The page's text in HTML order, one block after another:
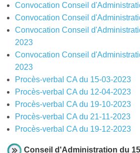
Sécurité civile
Sécurité publique
Convocation Conseil
Convocation Conseil
Convocation Conseil
2023
Convocation Conseil
2023
Procès-verbal CA du 15-03-2023
Procès-verbal CA du 12-04-2023
Procès-verbal CA du 19-10-2023
Procès-verbal CA du 21-11-2023
Procès-verbal CA du 19-12-2023
Conseil d'Administration du